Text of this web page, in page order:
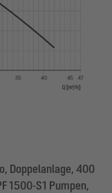
Doppelanlage, 400
1500-S1 Pumpen,